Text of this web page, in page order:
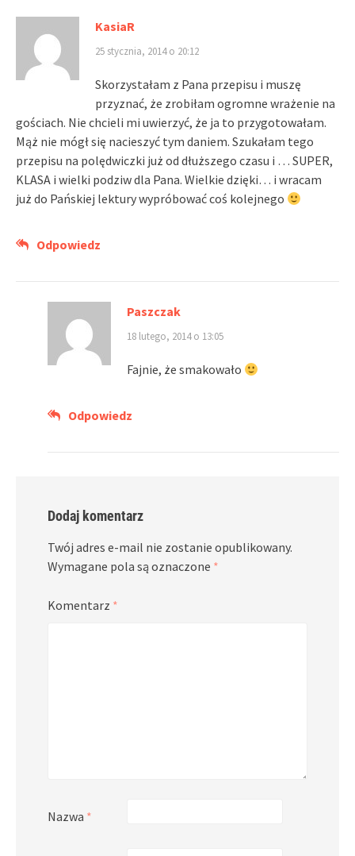
KasiaR
25 stycznia, 2014 o 20:12
Skorzystałam z Pana przepisu i muszę
przyznać, że zrobiłam ogromne wrażenie na
gościach. Nie chcieli mi uwierzyć, że ja to przygotowałam.
Mąż nie mógł się nacieszyć tym daniem. Szukałam tego
przepisu na polędwiczki już od dłuższego czasu i … SUPER,
KLASA i wielki podziw dla Pana. Wielkie dzięki… i wracam
już do Pańskiej lektury wypróbować coś kolejnego
Odpowiedz
Paszczak
18 lutego, 2014 o 13:05
Fajnie, że smakowało
Odpowiedz
Dodaj komentarz
Twój adres e-mail nie zostanie opublikowany.
Wymagane pola są oznaczone *
Komentarz *
Nazwa *